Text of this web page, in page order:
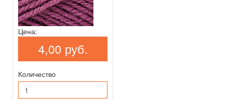
Цена:
4,00 руб.
Количество